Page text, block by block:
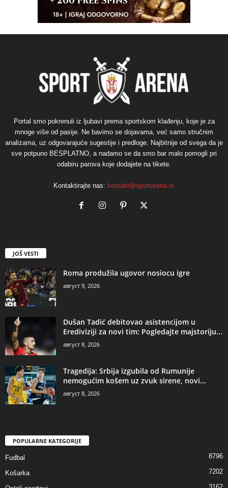
Portal smo pokrenuli iz ljubavi prema sportskom klađenju, koje je za
mnoge više od pasije. Ne bavimo se dojavama, već samo stručnim
analizama, uz odgovarajuće sugestije i predloge. Najbitnije od svega da je
sve potpuno BESPLATNO, a nadamo se da smo bar malo pomogli pri
odabiru parova koje dodajete na tikete.
Kontaktirajte nas: kontakt@sportarena.rs
JOŠ VESTI
Roma produžila ugovor nosiocu igre
август 9, 2026
Dušan Tadić debitovao asistencijom u
Erediviziji za novi tim: Pogledajte majstoriju...
август 8, 2026
Tragedija: Srbija izgubila od Rumunije
nemogućim košem uz zvuk sirene, novi...
август 8, 2026
POPULARNE KATEGORIJE
Fudbal 8796
Košarka 7202